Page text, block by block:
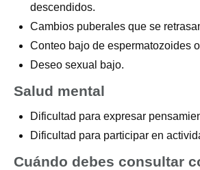
descendidos.
Cambios puberales que se
Conteo bajo de espermatozoides
Deseo sexual bajo.
Salud mental
Dificultad para expresar
Dificultad para participar en
Cuándo debes consultar